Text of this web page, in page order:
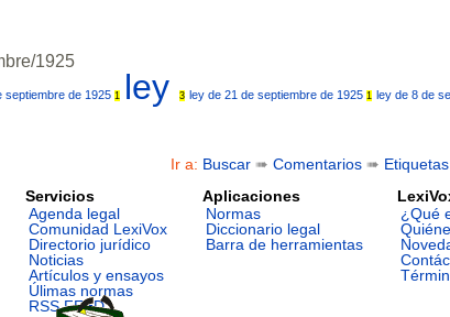
1925
septiembre de 1925 1 ley 3 ley de 21 de septiembre de 1925 1 ley de 8 de
Ir a: Buscar➠ Comentarios➠ Etiquetas
Servicios
Agenda legal
Comunidad LexiVox
Directorio jurídico
Noticias
Artículos y ensayos
Úlimas normas
RSS FEED
Aplicaciones
Normas
Diccionario legal
Barra de herramientas
¿Qué